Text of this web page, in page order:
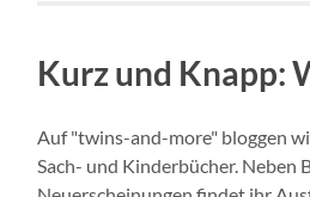
Kurz und Knapp:
Auf "twins-and-more" bloggen
Sach- und Kinderbücher. Neben